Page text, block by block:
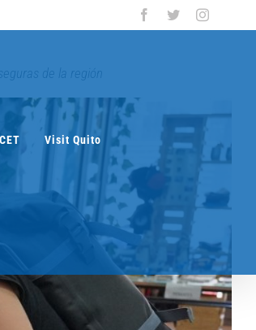
Facebook
Twitter
Visit Quito
de la región